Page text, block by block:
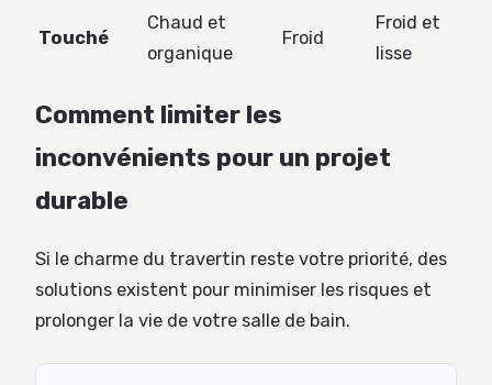
Touché
Chaud et
organique
Froid
Froid et
lisse
Comment limiter les
inconvénients pour un projet
durable
Si le charme du travertin reste votre priorité, des
solutions existent pour minimiser les risques et
prolonger la vie de votre salle de bain.